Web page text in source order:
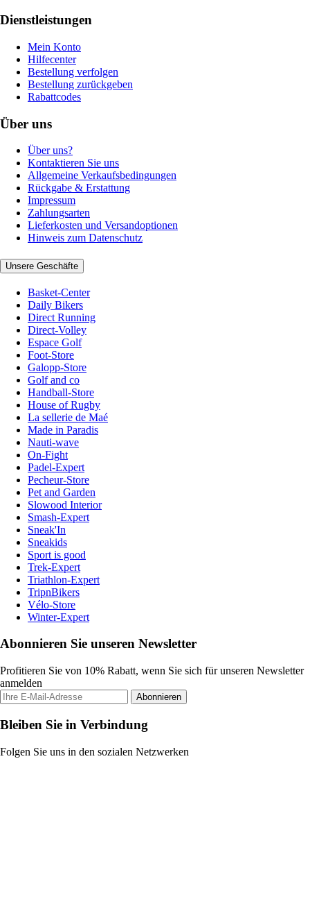
Dienstleistungen
Mein Konto
Hilfecenter
Bestellung verfolgen
Bestellung zurückgeben
Rabattcodes
Über uns
Über uns?
Kontaktieren Sie uns
Allgemeine Verkaufsbedingungen
Rückgabe & Erstattung
Impressum
Zahlungsarten
Lieferkosten und Versandoptionen
Hinweis zum Datenschutz
Unsere Geschäfte
Basket-Center
Daily Bikers
Direct Running
Direct-Volley
Espace Golf
Foot-Store
Galopp-Store
Golf and co
Handball-Store
House of Rugby
La sellerie de Maé
Made in Paradis
Nauti-wave
On-Fight
Padel-Expert
Pecheur-Store
Pet and Garden
Slowood Interior
Smash-Expert
Sneak'In
Sneakids
Sport is good
Trek-Expert
Triathlon-Expert
TripnBikers
Vélo-Store
Winter-Expert
Abonnieren Sie unseren Newsletter
Profitieren Sie von 10% Rabatt, wenn Sie sich für unseren Newsletter
anmelden
Abonnieren
Bleiben Sie in Verbindung
Folgen Sie uns in den sozialen Netzwerken